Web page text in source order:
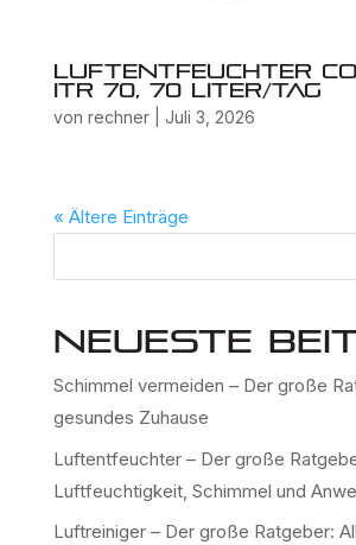
Luftentfeuchter
ITR 70, 70 Liter/Tag
von rechner| Juli 3, 2026
« Ältere Einträge
Neueste
Schimmel vermeiden – Der große
gesundes Zuhause
Luftentfeuchter – Der große
Luftfeuchtigkeit, Schimmel und
Luftreiniger – Der große Ratgeber: